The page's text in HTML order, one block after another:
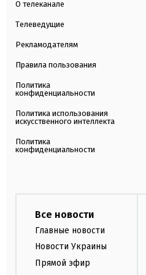
О телеканале
Телеведущие
Рекламодателям
Правила пользования
Политика
конфиденциальности
Политика использования
искусственного интеллекта
Политика
конфиденциальности
Все новости
Главные новости
Новости Украины
Прямой эфир